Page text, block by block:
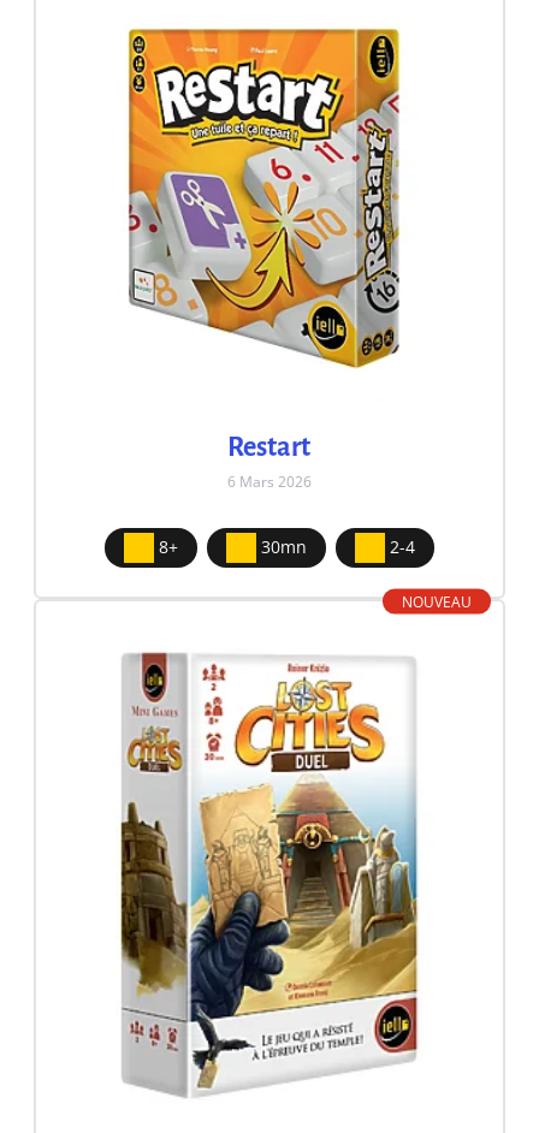
Restart
6 Mars 2026
8+ 30mn 2-4
NOUVEAU